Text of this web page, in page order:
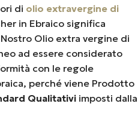
di olio extravergine di
in Ebraico significa
Olio extra vergine di
ad essere considerato
con le regole
perché viene Prodotto
Qualitativi imposti dalla